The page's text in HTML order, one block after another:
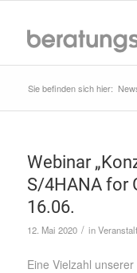
Sie befinden sich hier:
Webinar
S/4HANA for
16.06.
12. Mai 2020 / in
Eine Vielzahl